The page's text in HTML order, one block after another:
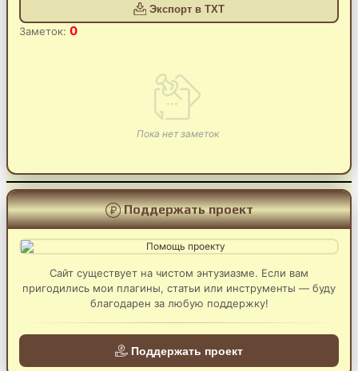
Экспорт в TXT
Заметок: 0
Пока нет заметок
Поддержать проект
Сайт существует на чистом энтузиазме. Если вам
пригодились мои плагины, статьи или инструменты — буду
благодарен за любую поддержку!
Поддержать проект